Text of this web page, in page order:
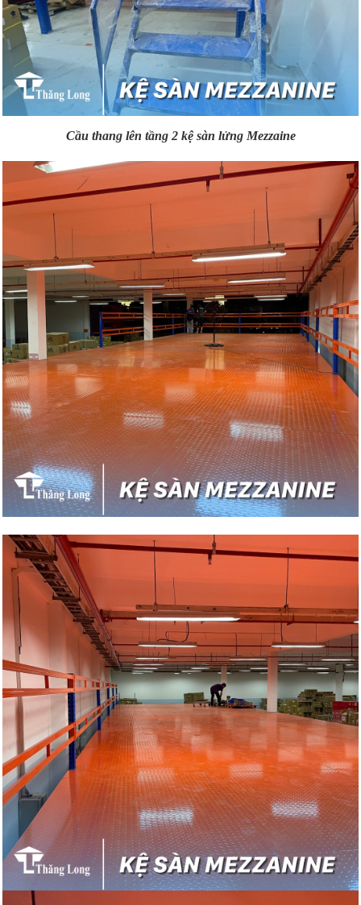
Cầu thang lên tầng 2 kệ sàn lửng Mezzaine